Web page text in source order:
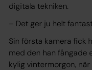
digitala tekniken.
– Det ger ju helt
Sin första kamera fick
med den han fångade
kylig vintermorgon,